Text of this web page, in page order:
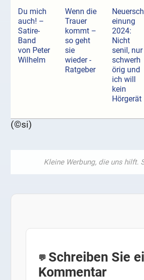
Du mich
auch! –
Satire-
Band
von Peter
Wilhelm
Wenn die
Trauer
kommt –
so geht
sie
wieder -
Ratgeber
Neuersch
einung
2024:
Nicht
senil, nur
schwerh
örig und
ich will
kein
Hörgerät
(©si)
Schreiben Sie
Kommentar